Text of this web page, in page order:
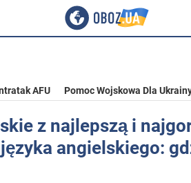
AFU Pomoc Wojskowa Dla
z najlepszą i
angielskiego: